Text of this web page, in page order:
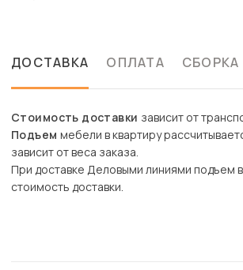
ДОСТАВКА ОПЛАТА СБОРКА
Стоимость доставки зависит от
Подъем мебели в квартиру
зависит от веса заказа.
При доставке Деловыми линиями подъем
стоимость доставки.